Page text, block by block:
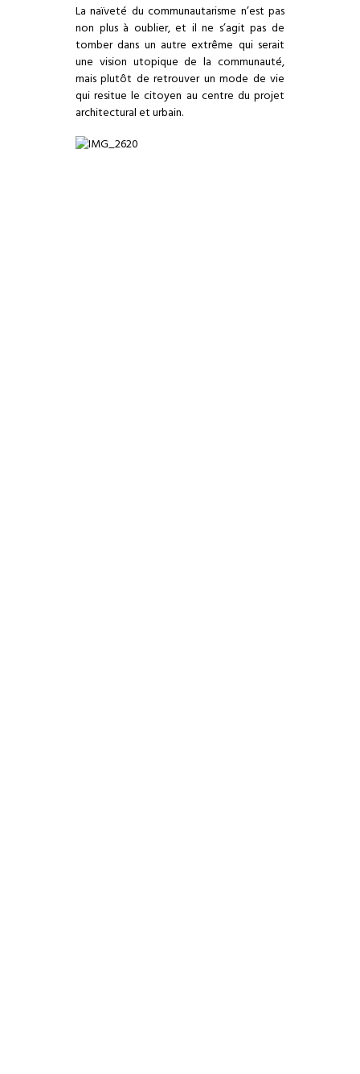
La naïveté du communautarisme n’est pas
non plus à oublier, et il ne s’agit pas de
tomber dans un autre extrême qui serait
une vision utopique de la communauté,
mais plutôt de retrouver un mode de vie
qui resitue le citoyen au centre du projet
architectural et urbain.